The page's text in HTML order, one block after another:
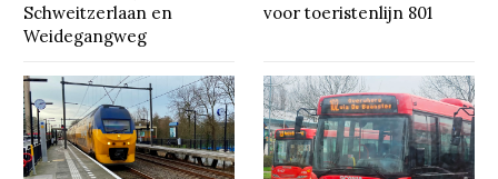
Schweitzerlaan en
Weidegangweg
voor toeristenlijn 801